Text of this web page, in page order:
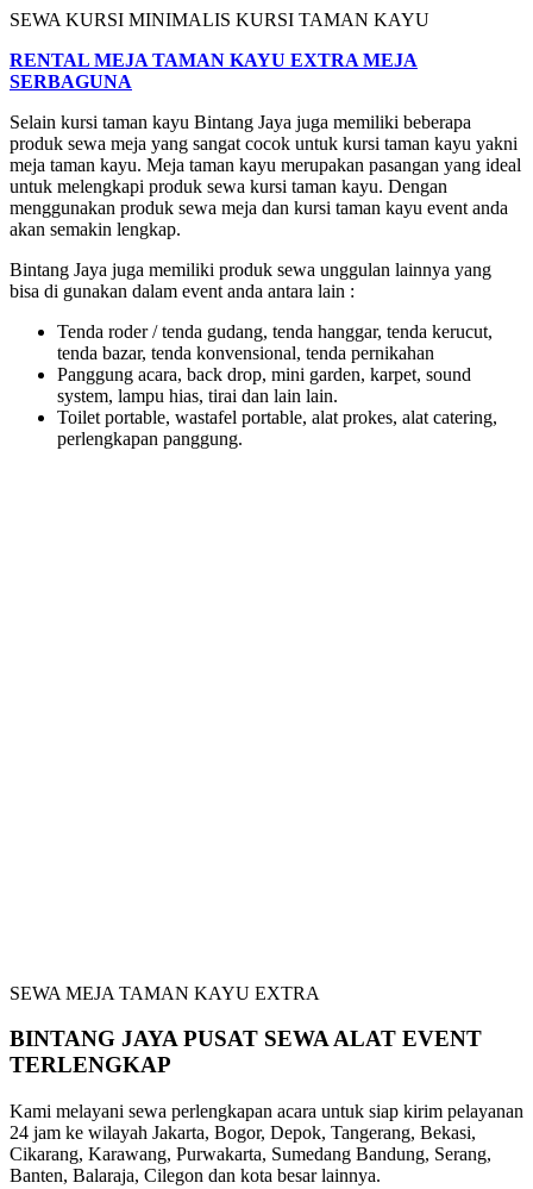
SEWA KURSI MINIMALIS KURSI TAMAN KAYU
RENTAL MEJA TAMAN KAYU EXTRA MEJA
SERBAGUNA
Selain kursi taman kayu Bintang Jaya juga memiliki beberapa
produk sewa meja yang sangat cocok untuk kursi taman kayu yakni
meja taman kayu. Meja taman kayu merupakan pasangan yang ideal
untuk melengkapi produk sewa kursi taman kayu. Dengan
menggunakan produk sewa meja dan kursi taman kayu event anda
akan semakin lengkap.
Bintang Jaya juga memiliki produk sewa unggulan lainnya yang
bisa di gunakan dalam event anda antara lain :
Tenda roder / tenda gudang, tenda hanggar, tenda kerucut,
tenda bazar, tenda konvensional, tenda pernikahan
Panggung acara, back drop, mini garden, karpet, sound
system, lampu hias, tirai dan lain lain.
Toilet portable, wastafel portable, alat prokes, alat catering,
perlengkapan panggung.
SEWA MEJA TAMAN KAYU EXTRA
BINTANG JAYA PUSAT SEWA ALAT EVENT
TERLENGKAP
Kami melayani sewa perlengkapan acara untuk siap kirim pelayanan
24 jam ke wilayah Jakarta, Bogor, Depok, Tangerang, Bekasi,
Cikarang, Karawang, Purwakarta, Sumedang Bandung, Serang,
Banten, Balaraja, Cilegon dan kota besar lainnya.